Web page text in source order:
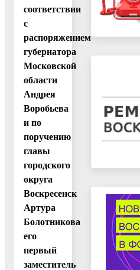
соответствии
с
распоряжением
губернатора
Московской
области
Андрея
Воробьева
и по
поручению
главы
городского
округа
Воскресенск
Артура
Болотникова
его
первый
заместитель